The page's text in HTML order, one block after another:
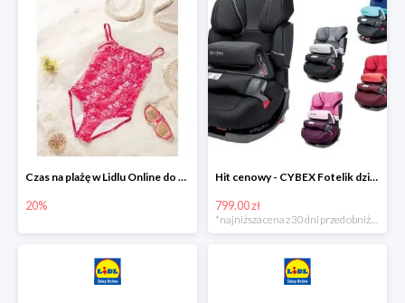
Czas na plażę w Lidlu Online do -20%
20%
Hit cenowy - CYBEX Fotelik dziecięcy samochodowy Pallasfix grupa I-III, 9-36 kg
799.00 zł